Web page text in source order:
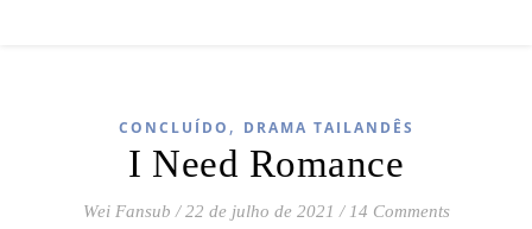
CONCLUÍDO , DRAMA TAILANDÊS
I Need Romance
Wei Fansub / 22 de julho de 2021 / 14 Comments